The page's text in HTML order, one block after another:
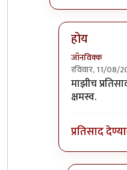
होय
जॉनविक्क
रविवार, 11/08/
In reply to
माझीच
क्षमस्व.
प्रतिसाद